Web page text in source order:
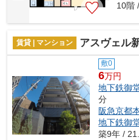
10階
賃貸 | マンション アスヴェル
敷0
6万円
地下鉄御
分
阪急京都
地下鉄御
築9年 /